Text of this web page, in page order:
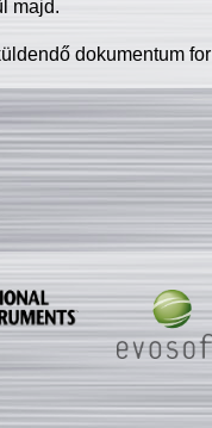
majd.
dokumentum